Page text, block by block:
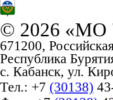
© 2026 «МО
671200,
Республика
с. Кабанск, ул.
Тел.: +7 (30138)